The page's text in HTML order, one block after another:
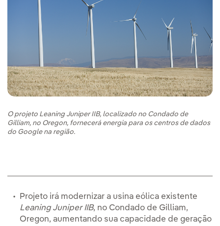
O projeto Leaning Juniper IIB, localizado no Condado de
Gilliam, no Oregon, fornecerá energia para os centros de dados
do Google na região.
Projeto irá modernizar a usina eólica existente
Leaning Juniper IIB, no Condado de Gilliam,
Oregon, aumentando sua capacidade de geração